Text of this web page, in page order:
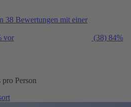
38 Bewertungen mit einer
vor (38) 84%
pro Person